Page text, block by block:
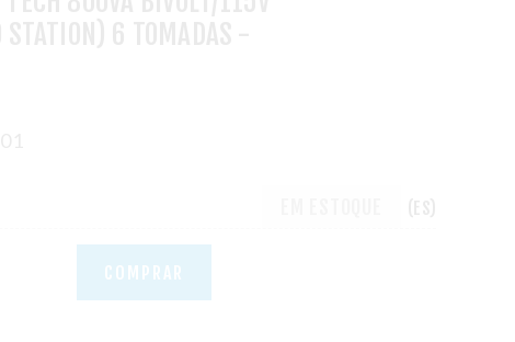
COMPRAR